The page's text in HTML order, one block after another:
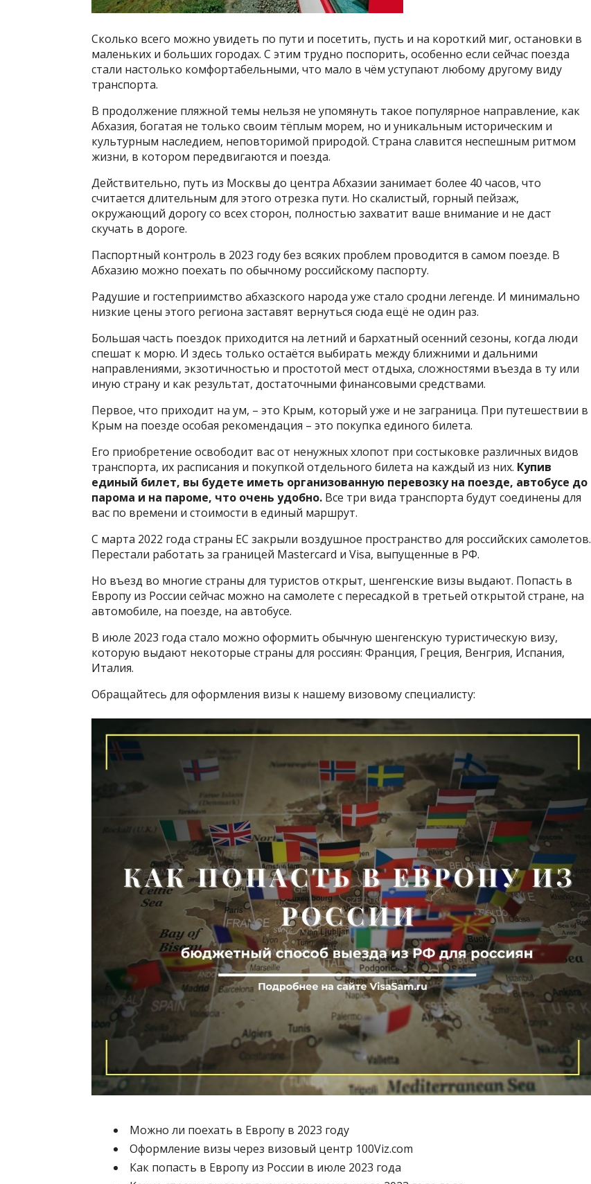
Сколько всего можно увидеть по пути и посетить, пусть и на короткий миг, остановки в
маленьких и больших городах. С этим трудно поспорить, особенно если сейчас поезда
стали настолько комфортабельными, что мало в чём уступают любому другому виду
транспорта.
В продолжение пляжной темы нельзя не упомянуть такое популярное направление, как
Абхазия, богатая не только своим тёплым морем, но и уникальным историческим и
культурным наследием, неповторимой природой. Страна славится неспешным ритмом
жизни, в котором передвигаются и поезда.
Действительно, путь из Москвы до центра Абхазии занимает более 40 часов, что
считается длительным для этого отрезка пути. Но скалистый, горный пейзаж,
окружающий дорогу со всех сторон, полностью захватит ваше внимание и не даст
скучать в дороге.
Паспортный контроль в 2023 году без всяких проблем проводится в самом поезде. В
Абхазию можно поехать по обычному российскому паспорту.
Радушие и гостеприимство абхазского народа уже стало сродни легенде. И минимально
низкие цены этого региона заставят вернуться сюда ещё не один раз.
Большая часть поездок приходится на летний и бархатный осенний сезоны, когда люди
спешат к морю. И здесь только остаётся выбирать между ближними и дальними
направлениями, экзотичностью и простотой мест отдыха, сложностями въезда в ту или
иную страну и как результат, достаточными финансовыми средствами.
Первое, что приходит на ум, – это Крым, который уже и не заграница. При путешествии в
Крым на поезде особая рекомендация – это покупка единого билета.
Его приобретение освободит вас от ненужных хлопот при состыковке различных видов
транспорта, их расписания и покупкой отдельного билета на каждый из них. Купив
единый билет, вы будете иметь организованную перевозку на поезде, автобусе до
парома и на пароме, что очень удобно. Все три вида транспорта будут соединены для
вас по времени и стоимости в единый маршрут.
С марта 2022 года страны ЕС закрыли воздушное пространство для российских самолетов.
Перестали работать за границей Mastercard и Visa, выпущенные в РФ.
Но въезд во многие страны для туристов открыт, шенгенские визы выдают. Попасть в
Европу из России сейчас можно на самолете с пересадкой в третьей открытой стране, на
автомобиле, на поезде, на автобусе.
В июле 2023 года стало можно оформить обычную шенгенскую туристическую визу,
которую выдают некоторые страны для россиян: Франция, Греция, Венгрия, Испания,
Италия.
Обращайтесь для оформления визы к нашему визовому специалисту:
Можно ли поехать в Европу в 2023 году
Оформление визы через визовый центр 100Viz.com
Как попасть в Европу из России в июле 2023 года